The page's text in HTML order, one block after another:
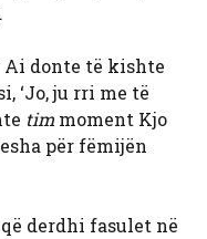
Ai donte të kishte
‘Jo, ju rri me të
tim moment Kjo
për fëmijën
derdhi fasulet në